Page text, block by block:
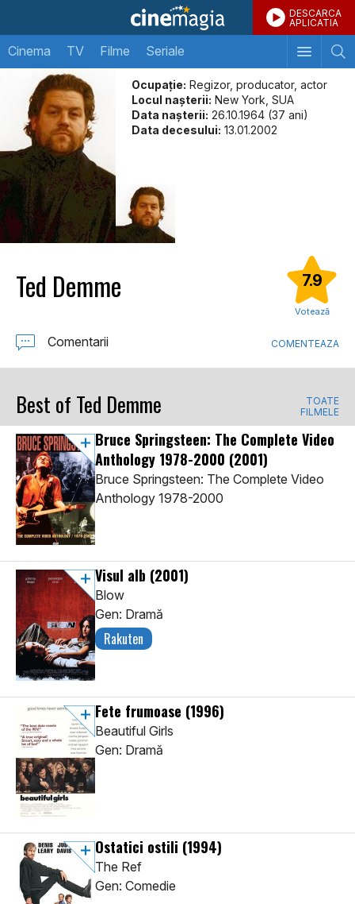
DESCARCA
APLICATIA
Cinema TV Filme Seriale
Ocupație: Regizor, producator, actor
Locul naşterii: New York, SUA
Data naşterii: 26.10.1964 (37 ani)
Data decesului: 13.01.2002
Ted Demme 7.9
Votează
Comentarii COMENTEAZA
Best of Ted Demme
TOATE
FILMELE
Bruce Springsteen: The Complete Video
Anthology 1978-2000 (2001)
Bruce Springsteen: The Complete Video
Anthology 1978-2000
Visul alb (2001)
Blow
Gen: Dramă
Rakuten
Fete frumoase (1996)
Beautiful Girls
Gen: Dramă
Ostatici ostili (1994)
The Ref
Gen: Comedie